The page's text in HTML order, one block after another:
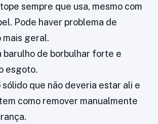
sempre que usa, mesmo com
Pode haver problema de
mais geral.
barulho de borbulhar forte e
esgoto.
sólido que não deveria estar ali e
como remover manualmente